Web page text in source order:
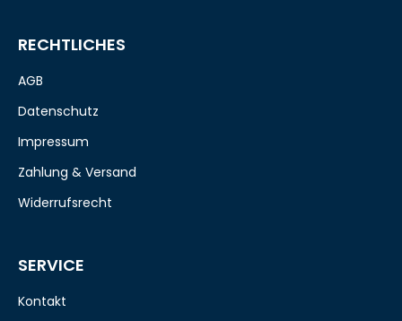
RECHTLICHES
AGB
Datenschutz
Impressum
Zahlung & Versand
Widerrufsrecht
SERVICE
Kontakt